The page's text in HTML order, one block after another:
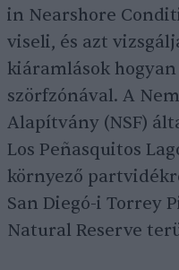
in Nearshore
viseli, és azt
kiáramlások
szörfzónával. A
Alapítvány (NSF)
Los Peñasquitos
környező
San Diegó-i Torrey
Natural Reserve